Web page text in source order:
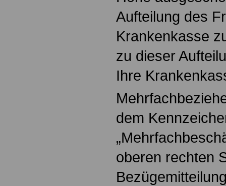
Aufteilung des
Krankenkasse
zu dieser
Ihre
dem
oberen rechten